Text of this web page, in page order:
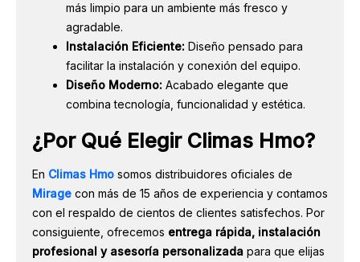
más limpio para un ambiente más fresco y
agradable.
Instalación Eficiente: Diseño pensado para
facilitar la instalación y conexión del equipo.
Diseño Moderno: Acabado elegante que
combina tecnología, funcionalidad y estética.
¿Por Qué Elegir Climas Hmo?
En Climas Hmo somos distribuidores oficiales de
Mirage con más de 15 años de experiencia y contamos
con el respaldo de cientos de clientes satisfechos. Por
consiguiente, ofrecemos entrega rápida, instalación
profesional y asesoría personalizada para que elijas